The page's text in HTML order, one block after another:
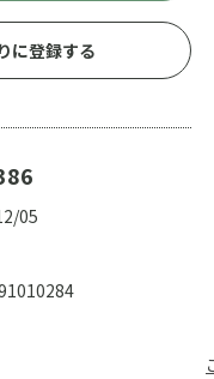
05
に登録する